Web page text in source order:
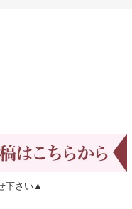
下さい▲